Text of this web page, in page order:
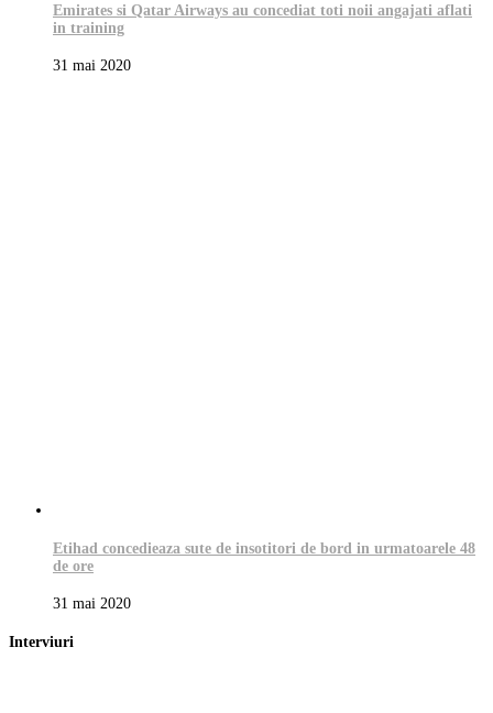
Emirates si Qatar Airways au concediat toti noii angajati aflati
in training
31 mai 2020
Etihad concedieaza sute de insotitori de bord in urmatoarele 48
de ore
31 mai 2020
Interviuri